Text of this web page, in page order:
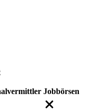
Jobbörsen